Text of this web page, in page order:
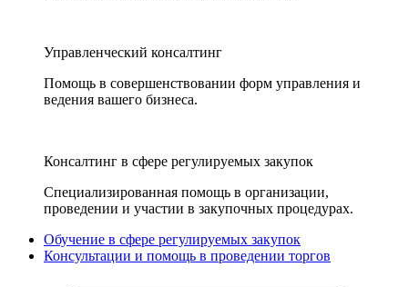
Управленческий консалтинг
Помощь в совершенствовании форм управления и
ведения вашего бизнеса.
Консалтинг в сфере регулируемых закупок
Специализированная помощь в организации,
проведении и участии в закупочных процедурах.
Обучение в сфере регулируемых закупок
Консультации и помощь в проведении торгов